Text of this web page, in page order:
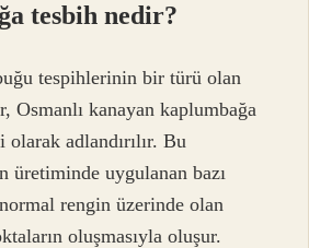
tesbih nedir?
tespihlerinin bir türü olan
Osmanlı kanayan kaplumbağa
adlandırılır. Bu
üretiminde uygulanan bazı
rengin üzerinde olan
oluşmasıyla oluşur.